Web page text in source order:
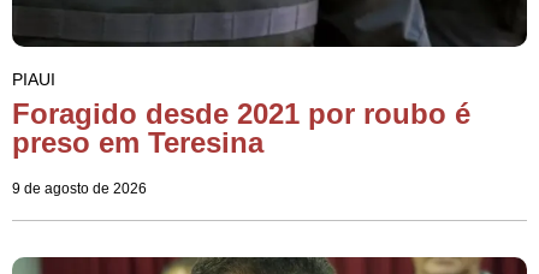
PIAUI
Foragido desde 2021 por roubo é
preso em Teresina
9 de agosto de 2026